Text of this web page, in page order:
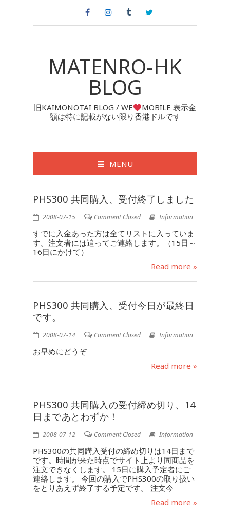
MATENRO-HK
BLOG
旧KAIMONOTAI BLOG / WE
MOBILE 表示金
額は特に記載がない限り香港ドルです
MENU
PHS300 共同購入、受付終了しました
2008-07-15 Comment Closed Information
すでに入金あった方は全てリストに入っていま
す。注文者には追ってご連絡します。（15日～
16日にかけて）
Read more »
PHS300 共同購入、受付今日が最終日
です。
2008-07-14 Comment Closed Information
お早めにどうぞ
Read more »
PHS300 共同購入の受付締め切り、14
日まであとわずか！
2008-07-12 Comment Closed Information
PHS300の共同購入受付の締め切りは14日まで
です。時間が来た時点でサイト上より同商品を
注文できなくします。 15日に購入予定者にご
連絡します。 今回の購入でPHS300の取り扱い
をとりあえず終了する予定です。 注文今
Read more »